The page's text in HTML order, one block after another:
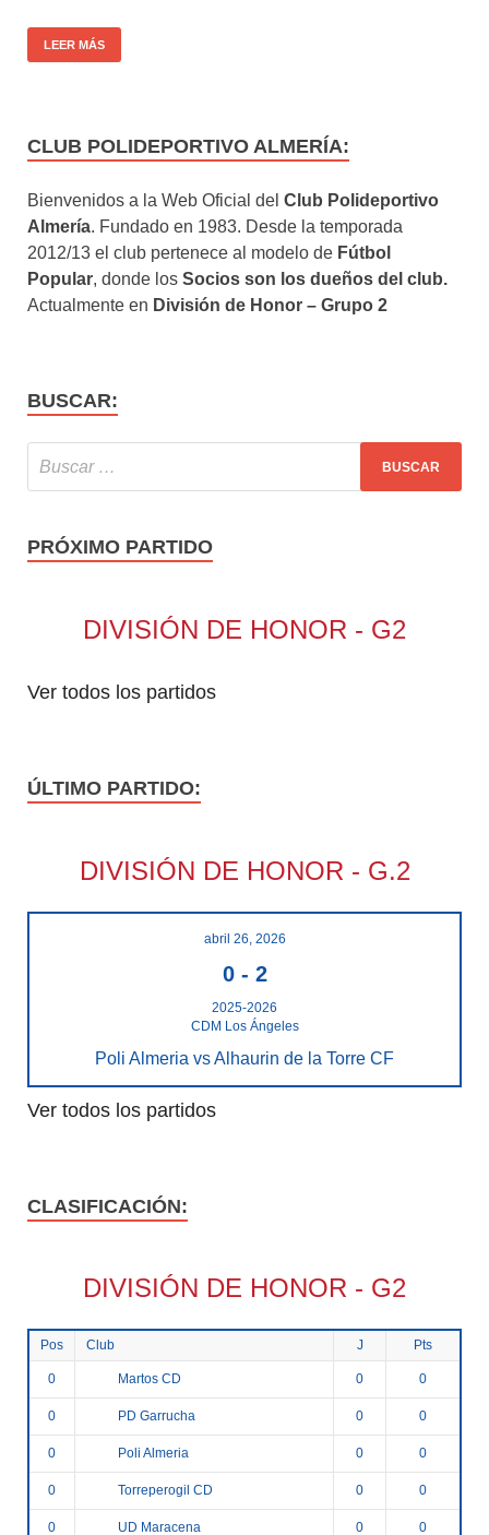
LEER MÁS
CLUB POLIDEPORTIVO ALMERÍA:
Bienvenidos a la Web Oficial del Club Polideportivo
Almería. Fundado en 1983. Desde la temporada
2012/13 el club pertenece al modelo de Fútbol
Popular, donde los Socios son los dueños del club.
Actualmente en División de Honor – Grupo 2
BUSCAR:
PRÓXIMO PARTIDO
DIVISIÓN DE HONOR - G2
Ver todos los partidos
ÚLTIMO PARTIDO:
DIVISIÓN DE HONOR - G.2
abril 26, 2026
0- 2
2025-2026
CDM Los Ángeles
Poli Almeria vs Alhaurin de la Torre CF
Ver todos los partidos
CLASIFICACIÓN:
DIVISIÓN DE HONOR - G2
Pos Club J Pts
0 Martos CD 0 0
0 PD Garrucha 0 0
0 Poli Almeria 0 0
0 Torreperogil CD 0 0
0 UD Maracena 0 0